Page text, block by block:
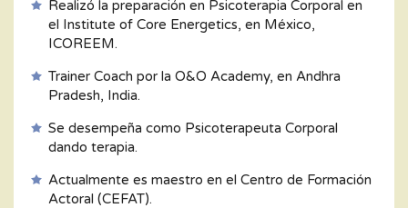
Realizó la preparación en Psicoterapia Corporal en
el Institute of Core Energetics, en México,
ICOREEM.
Trainer Coach por la O&O Academy, en Andhra
Pradesh, India.
Se desempeña como Psicoterapeuta Corporal
dando terapia.
Actualmente es maestro en el Centro de Formación
Actoral (CEFAT).